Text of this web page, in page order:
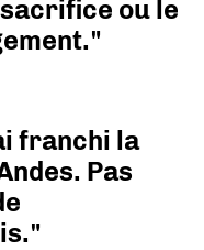
ou le
franchi la
Pas